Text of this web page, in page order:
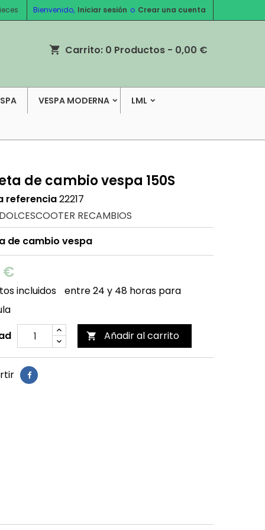
Bienvenido, Iniciar sesión o Crear una cuenta
shopping_cart Carrito: 0 Productos - 0,00 €
VESPA MODERNA LML
de cambio vespa 150S
referencia22217
RECAMBIOS
de cambio vespa
€
incluidos
entre 24 y 48 horas para
 Añadir al carrito